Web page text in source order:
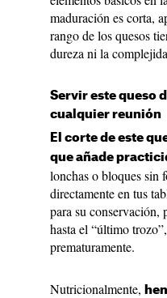
maduración es corta,
rango de los quesos
dureza ni la
Servir este queso
cualquier reunión
El corte de este
que añade
lonchas o bloques sin
directamente en tus
para su conservación,
hasta el “último
prematuramente.
Nutricionalmente,